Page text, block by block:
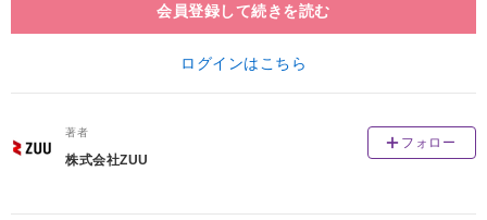
会員登録して続きを読む
ログインはこちら
著者
株式会社ZUU
フォロー